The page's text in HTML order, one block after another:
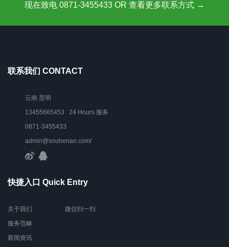
现在致电 0871-3455433 OR 查看更多联系方式 →
联系我们 CONTACT
云南 昆明
13455665453 24 Hours 服务
0871-3455433
admin@souhenan.com/
快捷入口 Quick Entry
关于我们
服务范畴
新闻资讯
微信扫一扫